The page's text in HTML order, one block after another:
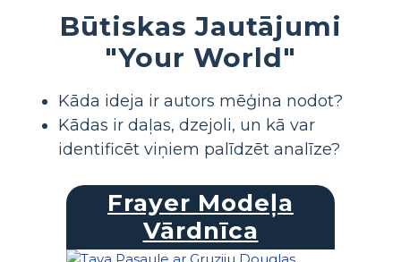
Būtiskas Jautājumi
"Your World"
Kāda ideja ir autors mēģina nodot?
Kādas ir daļas, dzejoli, un kā var
identificēt viņiem palīdzēt analīze?
Frayer Modeļa
Vārdnīca